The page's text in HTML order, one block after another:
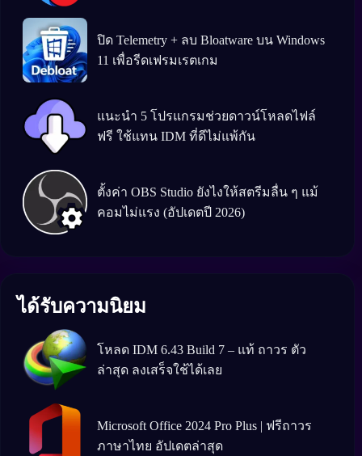
ปิด Telemetry + ลบ Bloatware บน Windows
11 เพื่อรีดเฟรมเรตเกม
แนะนำ 5 โปรแกรมช่วยดาวน์โหลดไฟล์
ฟรี ใช้แทน IDM ที่ดีไม่แพ้กัน
ตั้งค่า OBS Studio ยังไงให้สตรีมลื่น ๆ แม้
คอมไม่แรง (อัปเดตปี 2026)
ได้รับความนิยม
โหลด IDM 6.43 Build 7 – แท้ ถาวร ตัว
ล่าสุด ลงเสร็จใช้ได้เลย
Microsoft Office 2024 Pro Plus | ฟรีถาวร
ภาษาไทย อัปเดตล่าสุด